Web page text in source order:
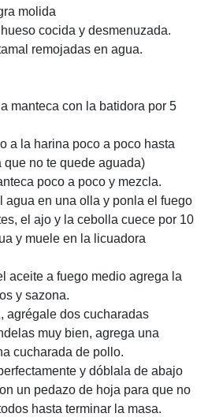
molida
cocida y desmenuzada.
remojadas en agua.
manteca con la batidora por 5
a la harina poco a poco hasta
que no te quede aguada)
poco a poco y mezcla.
agua en una olla y ponla el fuego
el ajo y la cebolla cuece por 10
y muele en la licuadora
aceite a fuego medio agrega la
y sazona.
agrégale dos cucharadas
muy bien, agrega una
cucharada de pollo.
y dóblala de abajo
un pedazo de hoja para que no
hasta terminar la masa.